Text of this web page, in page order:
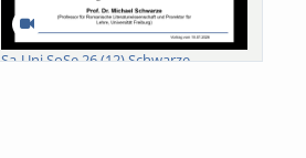
Sa-Uni SoSe 26 (12) Schwarze